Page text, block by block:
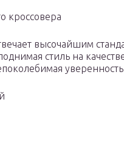
кроссовера
высочайшим
стиль на
уверенность